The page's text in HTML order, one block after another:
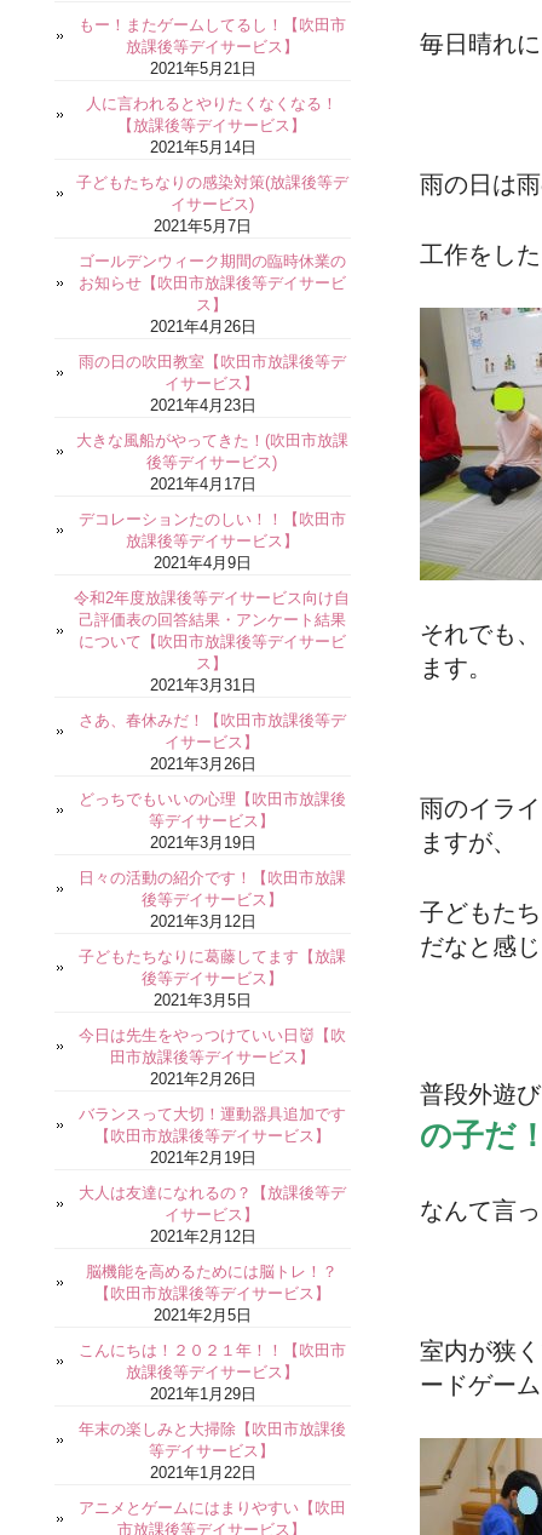
毎日晴れ
雨の日は
工作をし
それでも
ます。
雨のイラ
ますが、
子どもた
だなと感
普段外遊
の子だ
なんて言
室内が狭
ードゲー
もー！またゲームしてるし！【吹田市
放課後等デイサービス】
2021年5月21日
人に言われるとやりたくなくなる！
【放課後等デイサービス】
2021年5月14日
子どもたちなりの感染対策(放課後等デ
イサービス)
2021年5月7日
ゴールデンウィーク期間の臨時休業の
お知らせ【吹田市放課後等デイサービ
ス】
2021年4月26日
雨の日の吹田教室【吹田市放課後等デ
イサービス】
2021年4月23日
大きな風船がやってきた！(吹田市放課
後等デイサービス)
2021年4月17日
デコレーションたのしい！！【吹田市
放課後等デイサービス】
2021年4月9日
令和2年度放課後等デイサービス向け自
己評価表の回答結果・アンケート結果
について【吹田市放課後等デイサービ
ス】
2021年3月31日
さあ、春休みだ！【吹田市放課後等デ
イサービス】
2021年3月26日
どっちでもいいの心理【吹田市放課後
等デイサービス】
2021年3月19日
日々の活動の紹介です！【吹田市放課
後等デイサービス】
2021年3月12日
子どもたちなりに葛藤してます【放課
後等デイサービス】
2021年3月5日
今日は先生をやっつけていい日👹【吹
田市放課後等デイサービス】
2021年2月26日
バランスって大切！運動器具追加です
【吹田市放課後等デイサービス】
2021年2月19日
大人は友達になれるの？【放課後等デ
イサービス】
2021年2月12日
脳機能を高めるためには脳トレ！？
【吹田市放課後等デイサービス】
2021年2月5日
こんにちは！２０２１年！！【吹田市
放課後等デイサービス】
2021年1月29日
年末の楽しみと大掃除【吹田市放課後
等デイサービス】
2021年1月22日
アニメとゲームにはまりやすい【吹田
市放課後等デイサービス】